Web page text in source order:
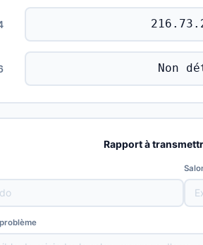
Non
Rapport à